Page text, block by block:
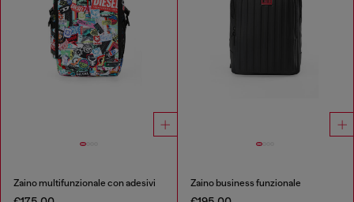
Zaino multifunzionale con adesivi Zaino business funzionale